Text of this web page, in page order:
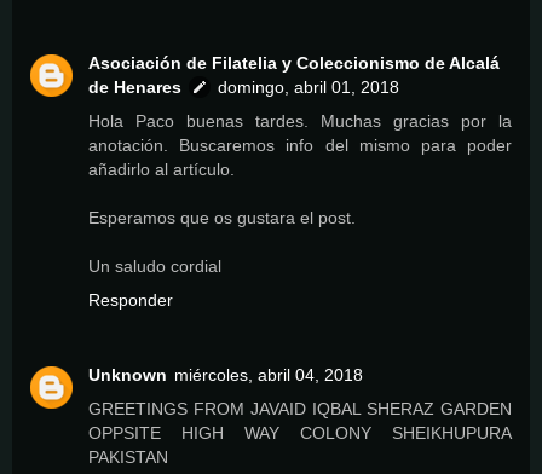
Asociación de Filatelia y Coleccionismo de Alcalá
de Henares
domingo, abril 01, 2018
Hola Paco buenas tardes. Muchas gracias por la
anotación. Buscaremos info del mismo para poder
añadirlo al artículo.
Esperamos que os gustara el post.
Un saludo cordial
Responder
Unknown miércoles, abril 04, 2018
GREETINGS FROM JAVAID IQBAL SHERAZ GARDEN
OPPSITE HIGH WAY COLONY SHEIKHUPURA
PAKISTAN